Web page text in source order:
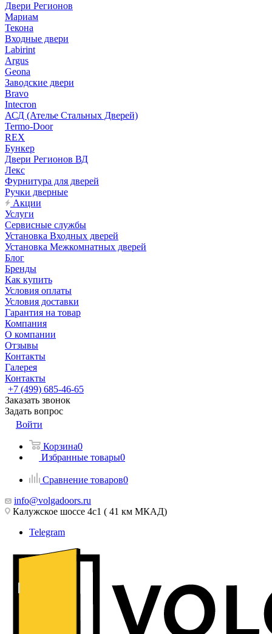
Двери Регионов
Мариам
Текона
Входные двери
Labirint
Argus
Geona
Заводские двери
Bravo
Intecron
АСД (Ателье Стальных Дверей)
Termo-Door
REX
Бункер
Двери Регионов ВД
Лекс
Фурнитура для дверей
Ручки дверные
Акции
Услуги
Сервисные службы
Установка Входных дверей
Установка Межкомнатных дверей
Блог
Бренды
Как купить
Условия оплаты
Условия доставки
Гарантия на товар
Компания
О компании
Отзывы
Контакты
Галерея
Контакты
+7 (499) 685-46-65
Заказать звонок
Задать вопрос
Войти
Корзина0
Избранные товары0
Сравнение товаров0
info@volgadoors.ru
Калужское шоссе 4с1 ( 41 км МКАД)
Telegram